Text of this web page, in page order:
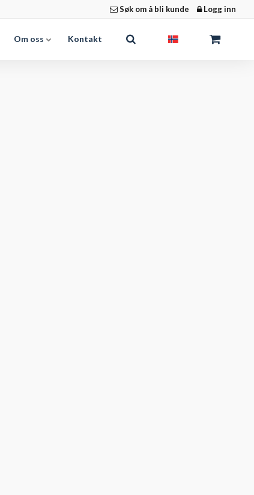
Søk om å bli kunde Logg inn
Om oss Kontakt